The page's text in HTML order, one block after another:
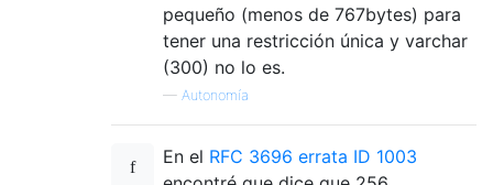
pequeño (menos de 767bytes) para
tener una restricción única y varchar
(300) no lo es.
— Autonomía
En el RFC 3696 errata ID 1003